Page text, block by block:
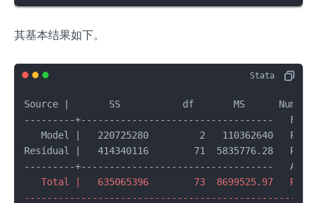
其基本结果如下。
Source |       SS           df       MS
---------+----------------------------------   F(2,
Model |   220725280         2   110362640
Residual |   414340116        71  5835776.28   R-
Total |   635065396        73  8699525.97